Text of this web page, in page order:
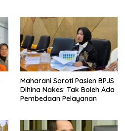
Maharani Soroti Pasien BPJS
Dihina Nakes: Tak Boleh Ada
Pembedaan Pelayanan